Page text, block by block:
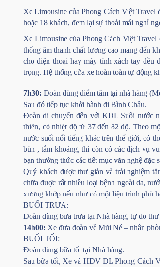
Xe Limousine của Phong Cách Việt
hoặc 18 khách, đem lại sự thoải mái nghỉ
Xe Limousine của Phong Cách Việt Travel
thống âm thanh chất lượng cao mang đến
cho điện thoại hay máy tính xách tay đều
trọng. Hệ thống cửa xe hoàn toàn tự động
7h30: Đoàn dùng điểm tâm tại nhà hàng
Sau đó tiếp tục khởi hành đi Bình Châu.
Đoàn di chuyển đến với KDL Suối nước
thiên, có nhiệt độ từ 37 đến 82 độ. Theo
nước suối nổi tiếng khác trên thế giới, có
bùn , tắm khoáng, thì còn có các dịch vụ
bạn thưởng thức các tiết mục văn nghệ đặc
Quý khách được thư giản và trải nghiệm
chữa được rất nhiều loại bệnh ngoài da,
xương khớp nếu như có một liệu trình phù
BUỔI TRƯA:
Đoàn dùng bữa trưa tại Nhà hàng, tự do thư
14h00: Xe đưa đoàn về Mũi Né – nhận
BUỔI TỐI:
Đoàn dùng bữa tối tại Nhà hàng.
Sau bữa tối, Xe và HDV DL Phong Cách